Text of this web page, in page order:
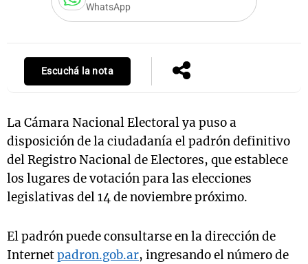
WhatsApp
Escuchá la nota
La Cámara Nacional Electoral ya puso a
disposición de la ciudadanía el padrón definitivo
del Registro Nacional de Electores, que establece
los lugares de votación para las elecciones
legislativas del 14 de noviembre próximo.
El padrón puede consultarse en la dirección de
Internetpadron.gob.ar, ingresando el número de